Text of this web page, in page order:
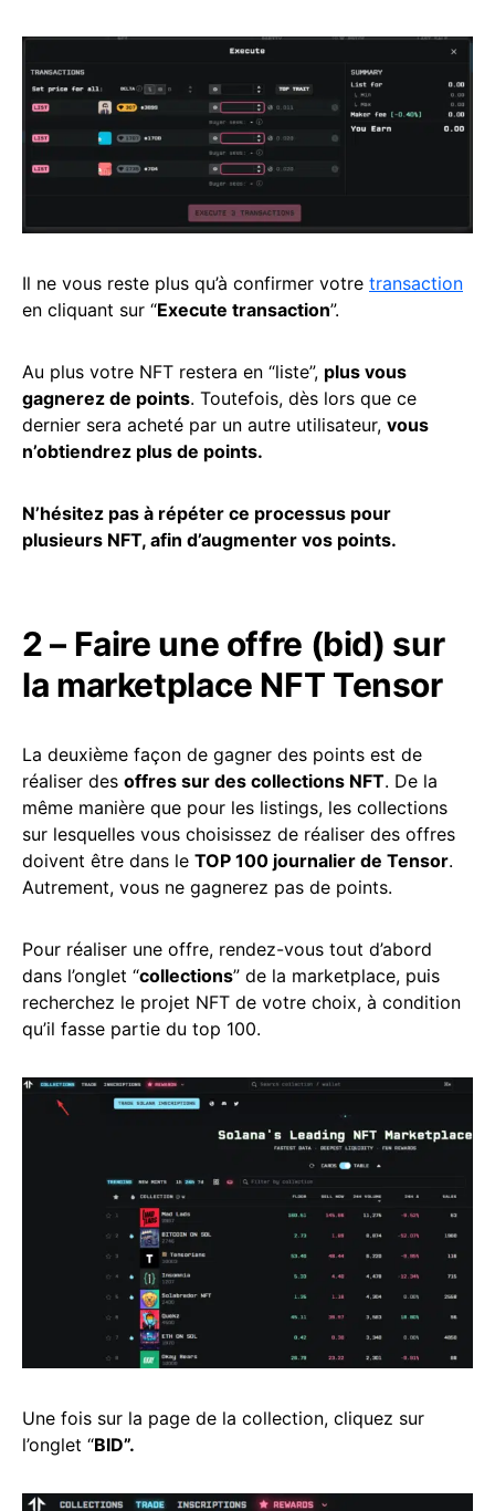
Il ne vous reste plus qu’à confirmer votre transaction
en cliquant sur “Execute transaction”.
Au plus votre NFT restera en “liste”, plus vous
gagnerez de points. Toutefois, dès lors que ce
dernier sera acheté par un autre utilisateur, vous
n’obtiendrez plus de points.
N’hésitez pas à répéter ce processus pour
plusieurs NFT, afin d’augmenter vos points.
2 – Faire une offre (bid) sur
la marketplace NFT Tensor
La deuxième façon de gagner des points est de
réaliser des offres sur des collections NFT. De la
même manière que pour les listings, les collections
sur lesquelles vous choisissez de réaliser des offres
doivent être dans le TOP 100 journalier de Tensor.
Autrement, vous ne gagnerez pas de points.
Pour réaliser une offre, rendez-vous tout d’abord
dans l’onglet “collections” de la marketplace, puis
recherchez le projet NFT de votre choix, à condition
qu’il fasse partie du top 100.
Une fois sur la page de la collection, cliquez sur
l’onglet “BID”.